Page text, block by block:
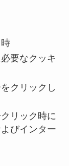
要なクッキ
クリックし
リック時に
びインター